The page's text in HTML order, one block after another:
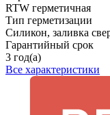
RTW герметичная
Тип герметизации
Силикон, заливка
Гарантийный срок
3 год(а)
Все характеристики